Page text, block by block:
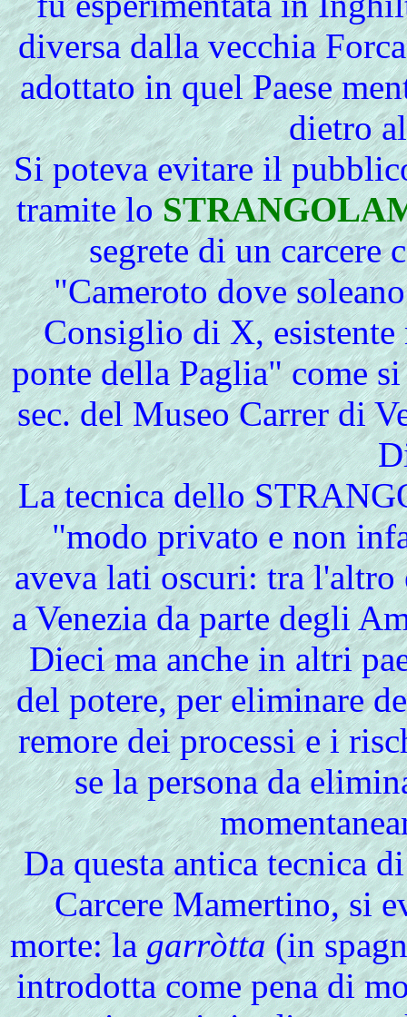
diversa dalla vecchia
adottato in quel Paese
dietro
Sipoteva evitare il
tramite lo
segrete di un carcere
"Cameroto dove
Consiglio di X,
ponte della Paglia" come
sec. del Museo Carrer di
La tecnica dello
"modo privato e non
aveva lati oscuri: tra l'altro
a Venezia da parte degli
Dieci ma anche in altri
del potere, per eliminare
remore dei processi e i
se la persona da
Da questa antica tecnica
Carcere Mamertino, si
morte: lagarròtta(in
introdotta come pena di